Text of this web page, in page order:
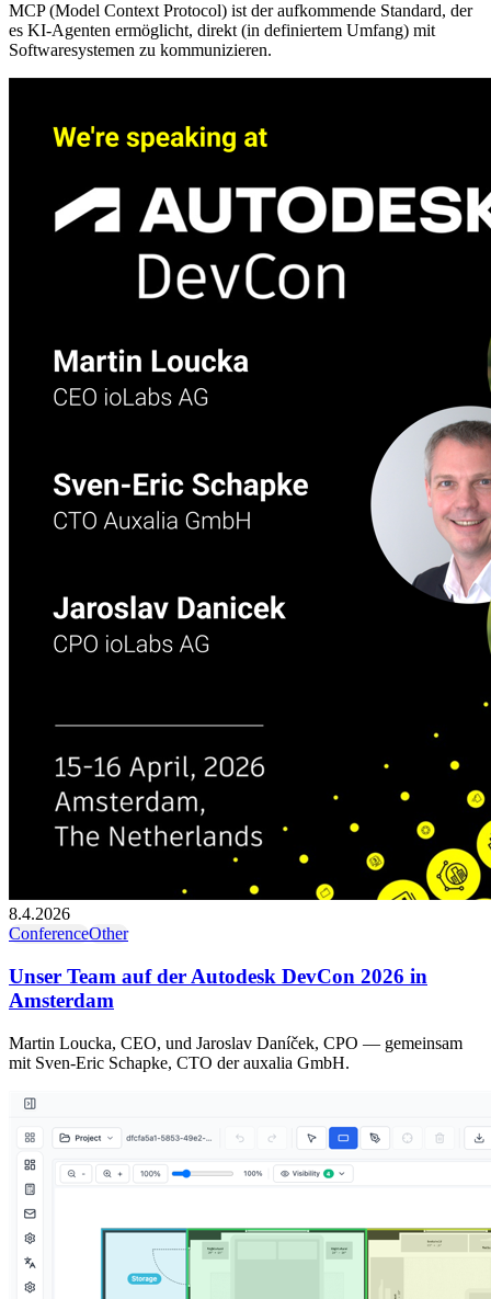
MCP (Model Context Protocol) ist der aufkommende Standard, der
es KI-Agenten ermöglicht, direkt (in definiertem Umfang) mit
Softwaresystemen zu kommunizieren.
8.4.2026
ConferenceOther
Unser Team auf der Autodesk DevCon 2026 in
Amsterdam
Martin Loucka, CEO, und Jaroslav Daníček, CPO — gemeinsam
mit Sven-Eric Schapke, CTO der auxalia GmbH.